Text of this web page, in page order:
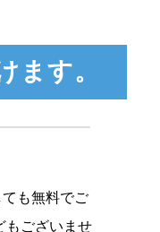
ます。
も無料でご
もございませ